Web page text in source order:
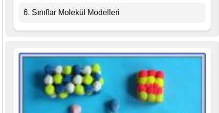
6. Sınıflar Molekül Modelleri